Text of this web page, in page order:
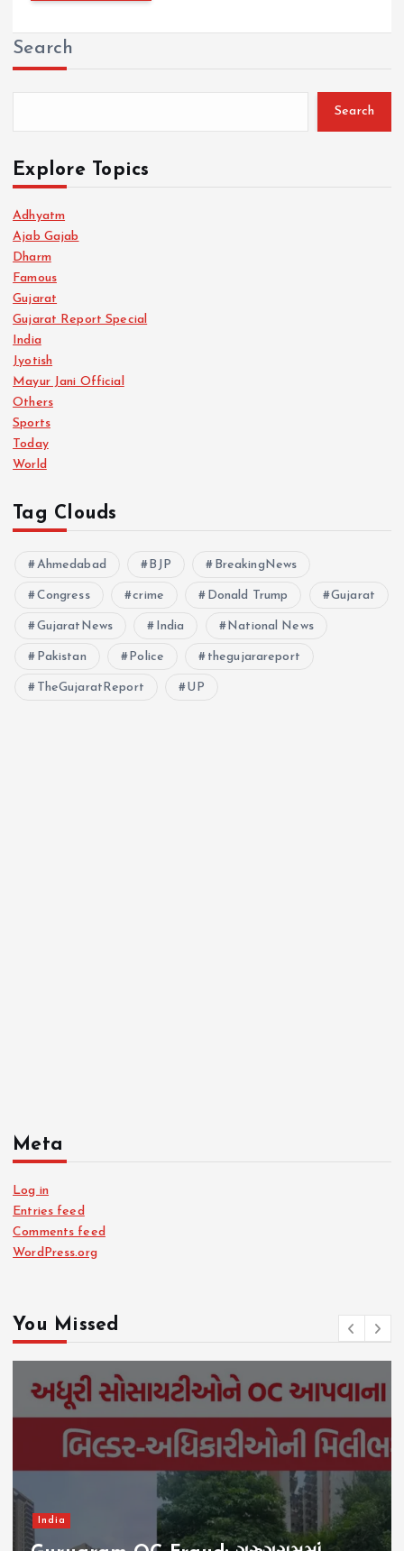
Search
Search
Explore Topics
Adhyatm
Ajab Gajab
Dharm
Famous
Gujarat
Gujarat Report Special
India
Jyotish
Mayur Jani Official
Others
Sports
Today
World
Tag Clouds
Ahmedabad BJP BreakingNews
Congress crime Donald Trump Gujarat
GujaratNews India National News
Pakistan Police thegujarareport
TheGujaratReport UP
Meta
Log in
Entries feed
Comments feed
WordPress.org
You Missed
India